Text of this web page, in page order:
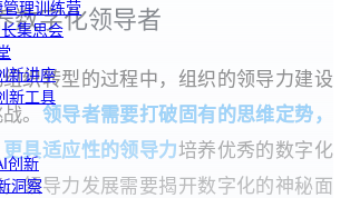
理训练营
集思会
新讲座
新工具
创新
洞察
数字化领导者
织转型的过程中，组织的领导力建设
。 领导者需要打破固有的思维定势，
具适应性的领导力培养优秀的数字化
领导力发展需要揭开数字化的神秘面